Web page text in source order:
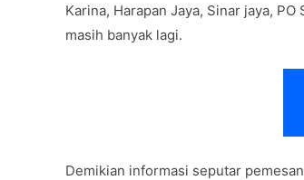
Karina, Harapan Jaya, Sinar jaya,
masih banyak lagi.
Demikian informasi seputar